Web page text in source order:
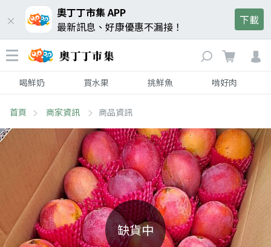
奧丁丁市集 APP
最新訊息、好康優惠不漏接！
下載
喝鮮奶 買水果 挑鮮魚 啃好肉
首頁 商家資訊 商品資訊
缺貨中